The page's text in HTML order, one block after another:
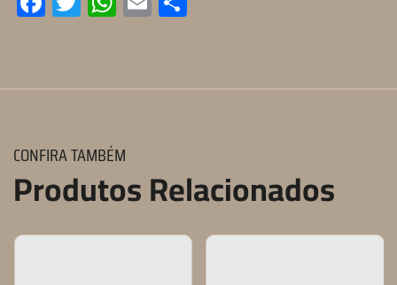
CONFIRA TAMBÉM
Produtos Relacionados